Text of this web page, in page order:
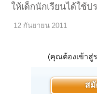
ให้เด็กนักเรียนได้ใช้
12 กันยายน 2011
(คุณต้องเข้าสู่
สมั